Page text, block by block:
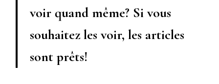
voir quand même? Si vous
souhaitez les voir, les articles
sont prêts!